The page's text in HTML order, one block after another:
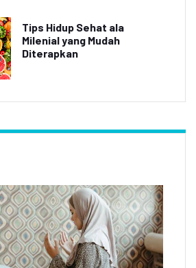
Tips Hidup Sehat ala
Milenial yang Mudah
Diterapkan